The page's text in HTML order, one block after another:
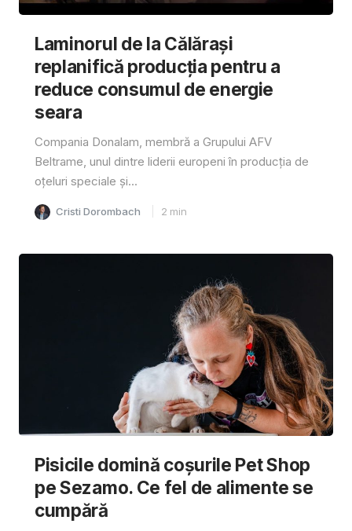
Laminorul de la Călărași
replanifică producția pentru a
reduce consumul de energie
seara
Compania Donalam, membră a Grupului AFV
Beltrame, unul dintre liderii europeni în producția de
oțeluri speciale și...
Cristi Dorombach 2 min
Pisicile domină coșurile Pet Shop
pe Sezamo. Ce fel de alimente se
cumpără